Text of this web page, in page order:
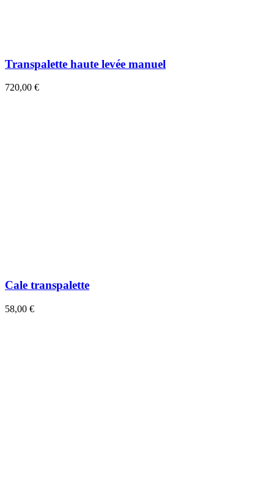
Transpalette haute levée manuel
720,00 €
Cale transpalette
58,00 €